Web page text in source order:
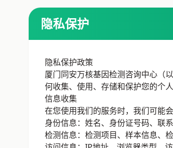
隐私保护
隐私保护政策
厦门同安万核基因检测咨询中心（
何收集、使用、存储和保护您的个人
信息收集
在您使用我们的服务时，我们可能会
身份信息：姓名、身份证号码、联
检测信息：检测项目、样本信息、
电话咨询 在线咨询
体重 (kg)
计算BMI
预约健康咨询
专业顾问为您解答
电话咨询 400-8381-255
微信咨询
或添加微信号： DNA8494
复制微信号